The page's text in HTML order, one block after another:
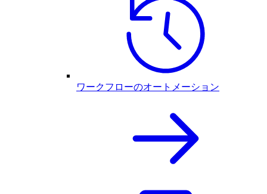
ワークフローのオートメーション